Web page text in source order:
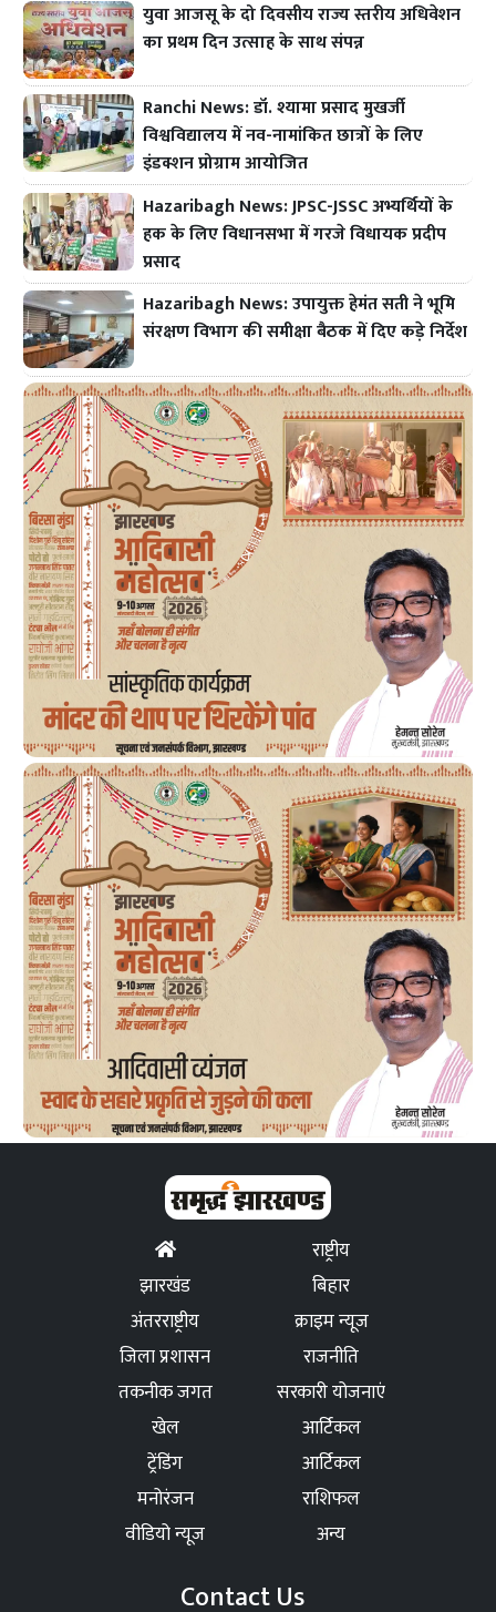
युवा आजसू के दो दिवसीय राज्य स्तरीय अधिवेशन
का प्रथम दिन उत्साह के साथ संपन्न
Ranchi News: डॉ. श्यामा प्रसाद मुखर्जी
विश्वविद्यालय में नव-नामांकित छात्रों के लिए
इंडक्शन प्रोग्राम आयोजित
Hazaribagh News: JPSC-JSSC अभ्यर्थियों के
हक के लिए विधानसभा में गरजे विधायक प्रदीप
प्रसाद
Hazaribagh News: उपायुक्त हेमंत सती ने भूमि
संरक्षण विभाग की समीक्षा बैठक में दिए कड़े निर्देश
राष्ट्रीय
झारखंड
बिहार
अंतरराष्ट्रीय
क्राइम न्यूज
जिला प्रशासन
राजनीति
तकनीक जगत
सरकारी योजनाएं
खेल
आर्टिकल
ट्रेंडिंग
आर्टिकल
मनोरंजन
राशिफल
वीडियो न्यूज
अन्य
Contact Us